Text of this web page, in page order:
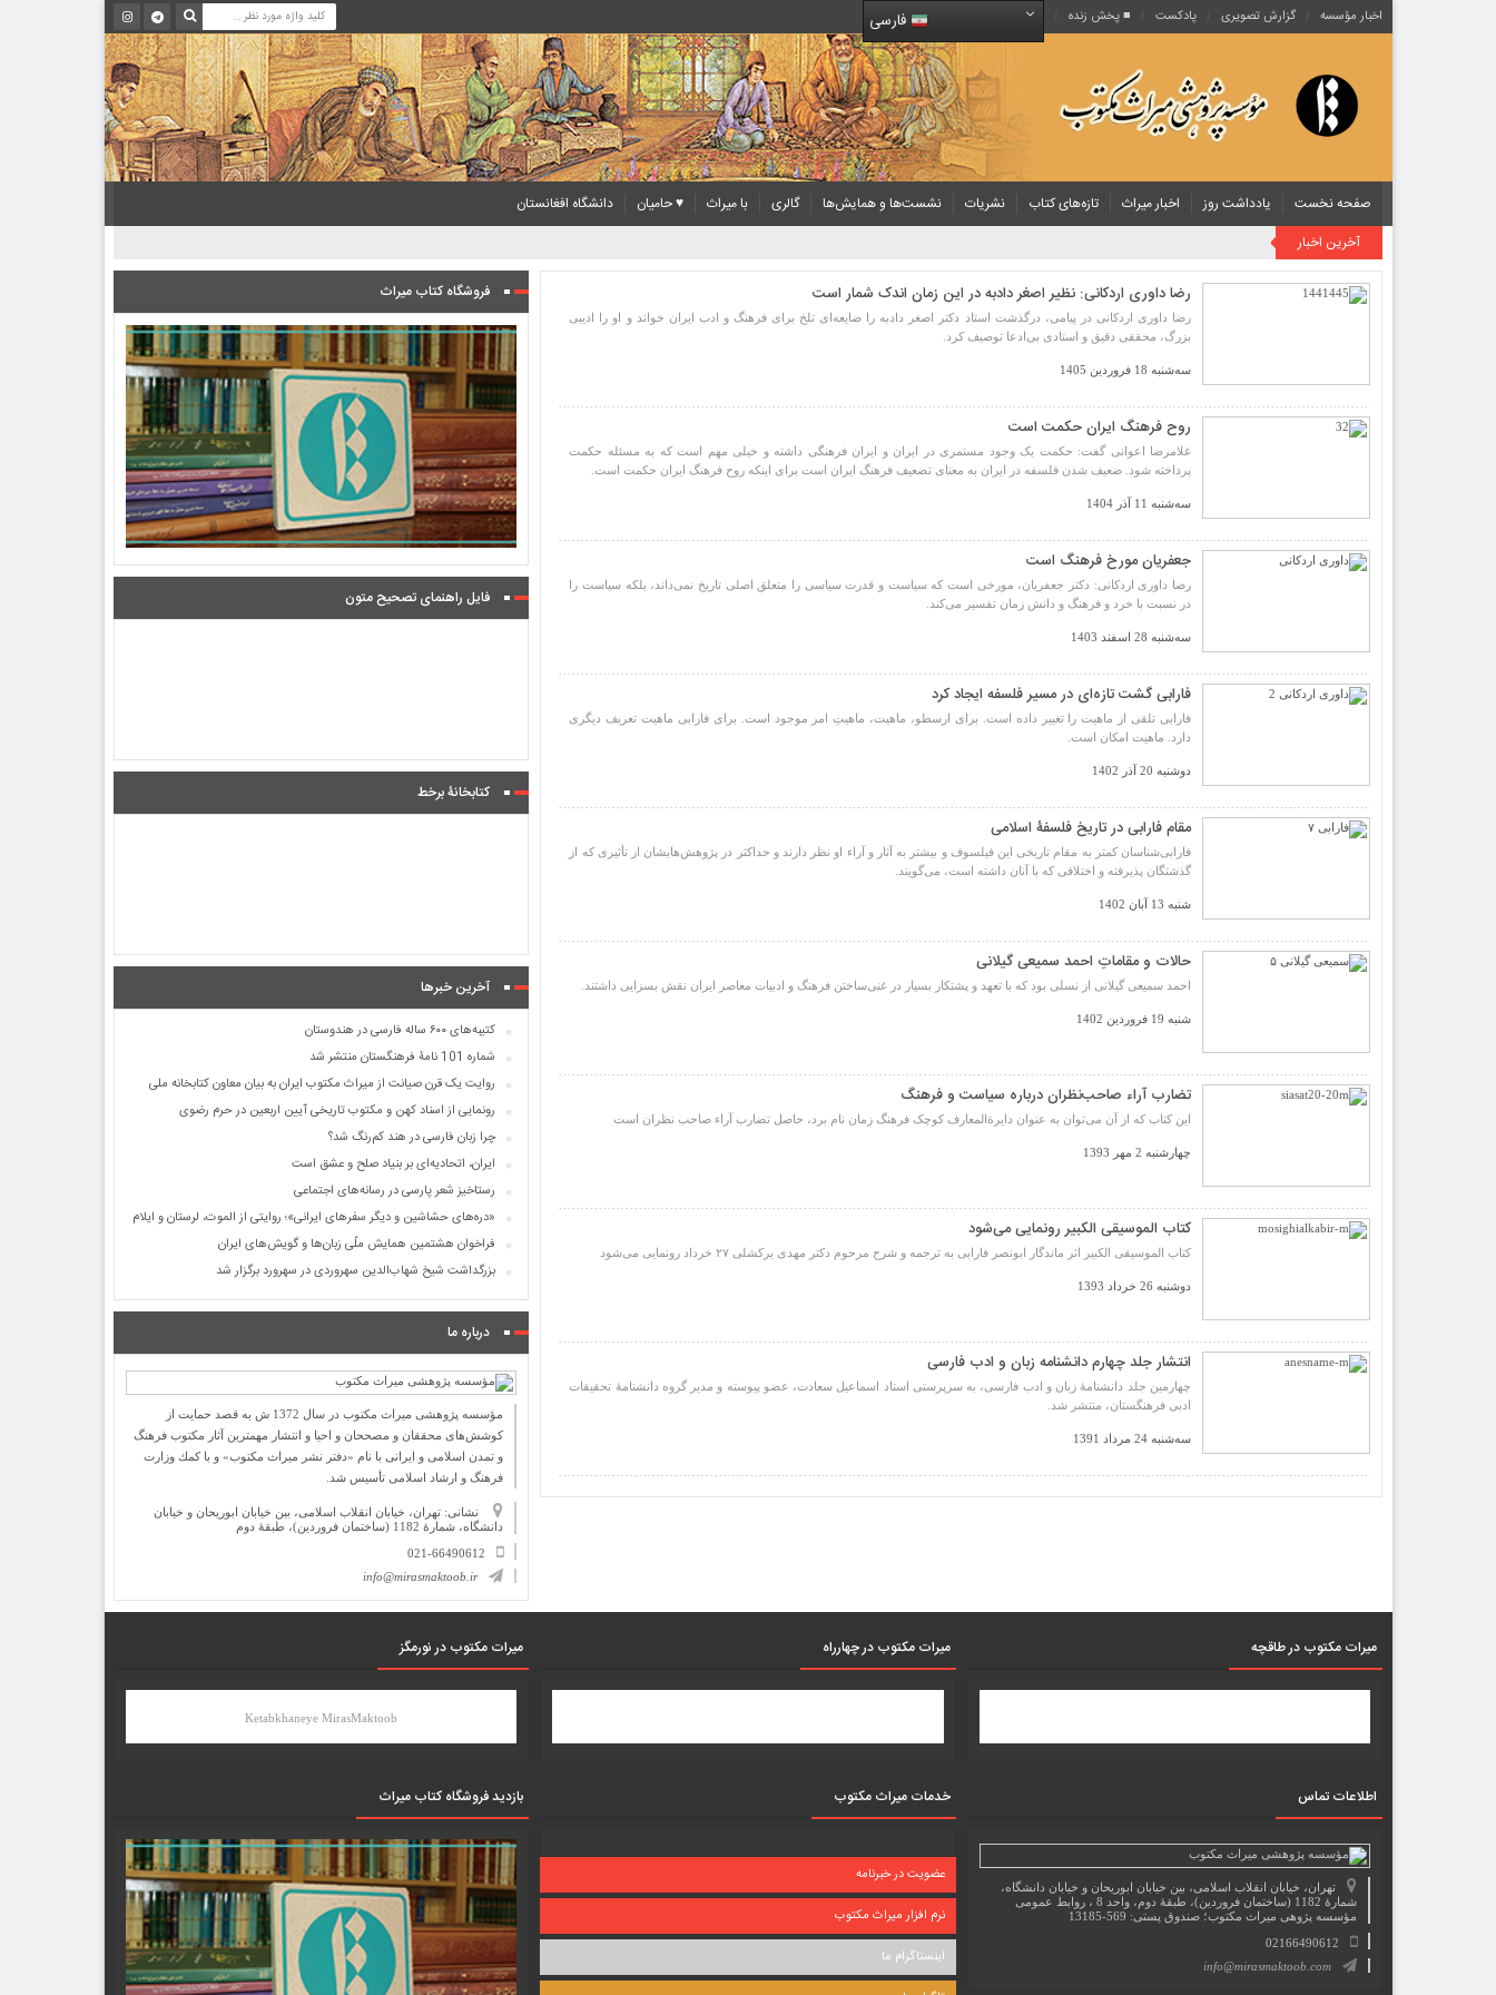
اخبار مؤسسه گزارش تصویری پادکست‌ ■ پخش زنده فارسی
صفحه نخست یادداشت روز اخبار میراث تازه‌های کتاب نشریات نشست‌ها و همایش‌ها گالری با میراث ♥ حامیان
دانشگاه افغانستان
آخرین اخبار
رضا داوری اردکانی: نظیر اصغر دادبه در این زمان اندک شمار است
رضا داوری اردکانی در پیامی، درگذشت استاد دکتر اصغر دادبه را ضایعه‌ای تلخ برای فرهنگ و ادب ایران خواند و او را ادیبی
بزرگ، محققی دقیق و استادی بی‌ادعا توصیف کرد.
سه‌شنبه 18 فروردین 1405
روح فرهنگ ایران حکمت است
غلامرضا اعوانی گفت: حکمت یک وجود مستمری در ایران و ایران فرهنگی داشته و خیلی مهم است که به مسئله حکمت
پرداخته شود. ضعیف شدن فلسفه در ایران به معنای تضعیف فرهنگ ایران است برای اینکه روح فرهنگ ایران حکمت است.
سه‌شنبه 11 آذر 1404
جعفریان مورخ فرهنگ است
رضا داوری اردکانی: دکتر جعفریان، مورخی است که سیاست و قدرت سیاسی را متعلق اصلی تاریخ نمی‌داند، بلکه سیاست را
در نسبت با خرد و فرهنگ و دانش زمان تفسیر می‌کند.
سه‌شنبه 28 اسفند 1403
فارابی گشت تازه‌ای در مسیر فلسفه ایجاد کرد
فارابی تلقی از ماهیت را تغییر داده است. برای ارسطو، ماهیت، ماهیتِ امر موجود است. برای فارابی ماهیت تعریف دیگری
دارد. ماهیت امکان است.
دوشنبه 20 آذر 1402
مقام فارابی در تاریخ فلسفۀ اسلامی
فارابی‌شناسان کمتر به مقام تاریخی این فیلسوف و بیشتر به آثار و آراء او نظر دارند و حداکثر در پژوهش‌هایشان از تأثیری که از
گذشتگان پذیرفته و اختلافی که با آنان داشته است، می‌گویند.
شنبه 13 آبان 1402
حالات و مقاماتِ احمد سمیعی گیلانی
احمد سمیعی گیلانی از نسلی بود که با تعهد و پشتکار بسیار در غنی‌ساختن فرهنگ و ادبیات معاصر ایران نقش بسزایی داشتند.
شنبه 19 فروردین 1402
تضارب آراء صاحب‌نظران درباره سیاست و فرهنگ
این کتاب که از آن می‌توان به عنوان دایرةالمعارف کوچک فرهنگ زمان نام برد، حاصل تضارب آراء صاحب نظران است
چهارشنبه 2 مهر 1393
کتاب الموسیقی الکبیر رونمایی می‌شود
کتاب الموسیقی الکبیر اثر ماندگار ابونصر فارابی به ترجمه و شرح مرحوم دکتر مهدی برکشلی ۲۷ خرداد رونمایی می‌شود
دوشنبه 26 خرداد 1393
انتشار جلد چهارم دانشنامه زبان و ادب فارسی
چهارمین جلد دانشنامهٔ زبان و ادب فارسی، به سرپرستی استاد اسماعیل سعادت، عضو پیوسته و مدیر گروه دانشنامهٔ تحقیقات
ادبی فرهنگستان، منتشر شد.
سه‌شنبه 24 مرداد 1391
فروشگاه کتاب میراث
فایل راهنمای تصحیح متون
کتابخانۀ برخط
آخرین خبرها
کتیبه‌های ۶۰۰ ساله فارسی در هندوستان
شماره 101 نامۀ فرهنگستان منتشر شد
روایت یک قرن صیانت از میراث مکتوب ایران به بیان معاون کتابخانه ملی
رونمایی از اسناد کهن و مکتوب تاریخی آیین اربعین در حرم رضوی
چرا زبان فارسی در هند کم‌رنگ شد؟
ایران، اتحادیه‌ای بر بنیاد صلح و عشق است
رستاخیز شعر پارسی در رسانه‌های اجتماعی
«دره‌های حشاشین و دیگر سفرهای ایرانی»؛ روایتی از الموت، لرستان و ایلام
فراخوان هشتمین همایش ملّی زبان‌ها و گویش‌های ایران
بزرگداشت شیخ شهاب‌الدین سهروردی در سهرورد برگزار شد
درباره ما
مؤسسه پژوهشی میراث مكتوب در سال 1372 ش به قصد حمایت از
كوشش‌های محققان و مصححان و احیا و انتشار مهمترین آثار مكتوب فرهنگ
و تمدن اسلامی و ایرانی با نام «دفتر نشر میراث مكتوب» و با كمك وزارت
فرهنگ و ارشاد اسلامی تأسیس شد.
نشانی: تهران، خیابان انقلاب اسلامی، بین خیابان ابوریحان و خیابان
دانشگاه، شمارۀ 1182 (ساختمان فروردین)، طبقۀ دوم
021-66490612
info@mirasmaktoob.ir
میرات مکتوب در طاقچه
اطلاعات تماس
تهران، خیابان انقلاب اسلامی، بین خیابان ابوریحان و خیابان دانشگاه،
شمارۀ 1182 (ساختمان فروردین)، طبقۀ دوم، واحد 8 ، روابط عمومی
مؤسسه پژوهی میراث مکتوب؛ صندوق پستی: 569-13185
02166490612
info@mirasmaktoob.com
میرات مکتوب در چهارراه
خدمات میراث مکتوب
عضویت در خبرنامه
نرم افزار میراث مکتوب
اینستاگرام ما
میرات مکتوب در نورمگز
Ketabkhaneye MirasMaktoob
بازدید فروشگاه کتاب میراث